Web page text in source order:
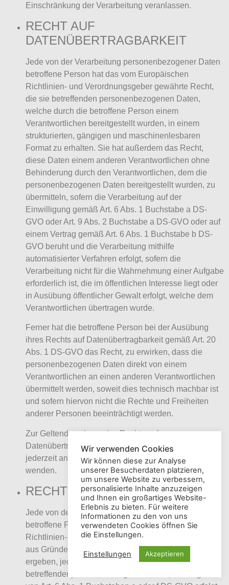
Einschränkung der Verarbeitung veranlassen.
RECHT AUF
DATENÜBERTRAGBARKEIT
Jede von der Verarbeitung personenbezogener Daten
betroffene Person hat das vom Europäischen
Richtlinien- und Verordnungsgeber gewährte Recht,
die sie betreffenden personenbezogenen Daten,
welche durch die betroffene Person einem
Verantwortlichen bereitgestellt wurden, in einem
strukturierten, gängigen und maschinenlesbaren
Format zu erhalten. Sie hat außerdem das Recht,
diese Daten einem anderen Verantwortlichen ohne
Behinderung durch den Verantwortlichen, dem die
personenbezogenen Daten bereitgestellt wurden, zu
übermitteln, sofern die Verarbeitung auf der
Einwilligung gemäß Art. 6 Abs. 1 Buchstabe a DS-
GVO oder Art. 9 Abs. 2 Buchstabe a DS-GVO oder auf
einem Vertrag gemäß Art. 6 Abs. 1 Buchstabe b DS-
GVO beruht und die Verarbeitung mithilfe
automatisierter Verfahren erfolgt, sofern die
Verarbeitung nicht für die Wahrnehmung einer Aufgabe
erforderlich ist, die im öffentlichen Interesse liegt oder
in Ausübung öffentlicher Gewalt erfolgt, welche dem
Verantwortlichen übertragen wurde.
Ferner hat die betroffene Person bei der Ausübung
ihres Rechts auf Datenübertragbarkeit gemäß Art. 20
Abs. 1 DS-GVO das Recht, zu erwirken, dass die
personenbezogenen Daten direkt von einem
Verantwortlichen an einen anderen Verantwortlichen
übermittelt werden, soweit dies technisch machbar ist
und sofern hiervon nicht die Rechte und Freiheiten
anderer Personen beeinträchtigt werden.
Zur Geltendmachung des Rechts auf
Datenübertragbarkeit kann sich die betroffene Person
jederzeit an einen Mitarbeiter der Schuhladen Roth
wenden.
RECHT AUF WIDERSPRUCH
Jede von der Verarbeitung personenbezogener Daten
betroffene Person hat das vom Europäischen
Richtlinien- und Verordnungsgeber gewährte Recht,
aus Gründen, die sich aus ihrer besonderen Situation
ergeben, jederzeit gegen die Verarbeitung sie
betreffender personenbezogener Daten, die aufgrund
Wir verwenden Cookies
Wir können diese zur Analyse
unserer Besucherdaten platzieren,
um unsere Website zu verbessern,
personalisierte Inhalte anzuzeigen
und Ihnen ein großartiges Website-
Erlebnis zu bieten. Für weitere
Informationen zu den von uns
verwendeten Cookies öffnen Sie
die Einstellungen.
Einstellungen Akzeptieren